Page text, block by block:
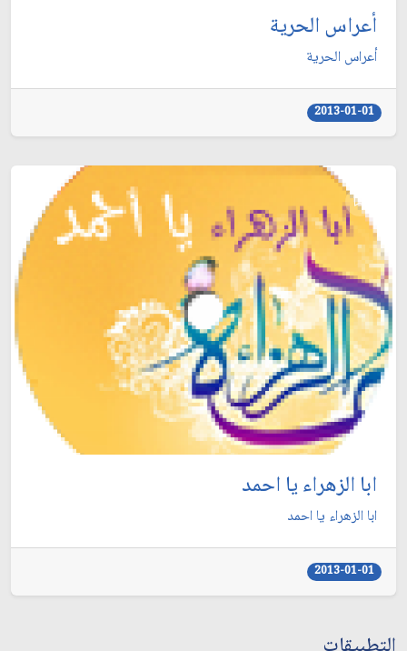
أعراس الحرية
أعراس الحرية
2013-01-01
ابا الزهراء يا احمد
ابا الزهراء يا احمد
2013-01-01